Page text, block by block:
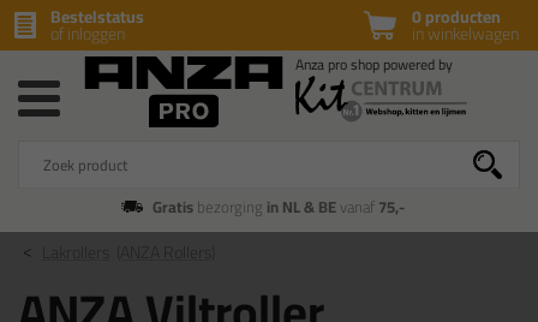
0 producten
in winkelwagen
Bestelstatus
of inloggen
Gratisbezorging in NL & BEvanaf75,-